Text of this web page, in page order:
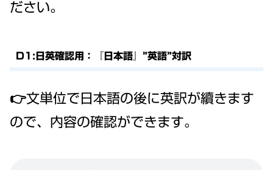
ださい。
D1:日英確認用：『日本語』”英語”対訳
👉文単位で日本語の後に英訳が續きます
ので、内容の確認ができます。